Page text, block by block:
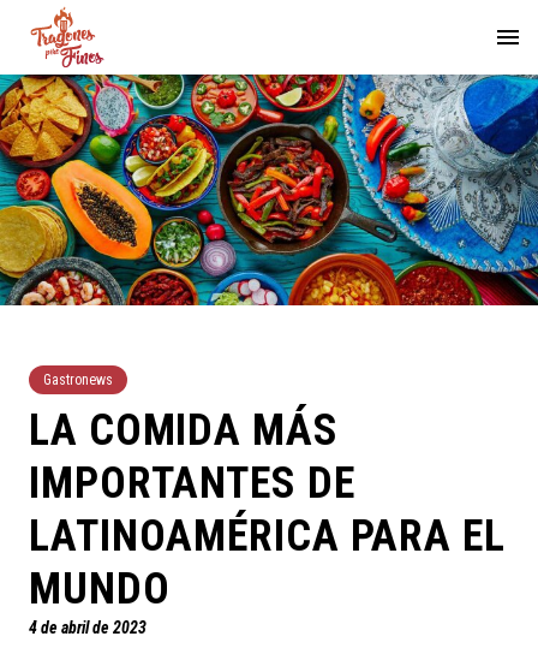
Gastronews
LA COMIDA MÁS
IMPORTANTES DE
LATINOAMÉRICA PARA EL
MUNDO
4 de abril de 2023